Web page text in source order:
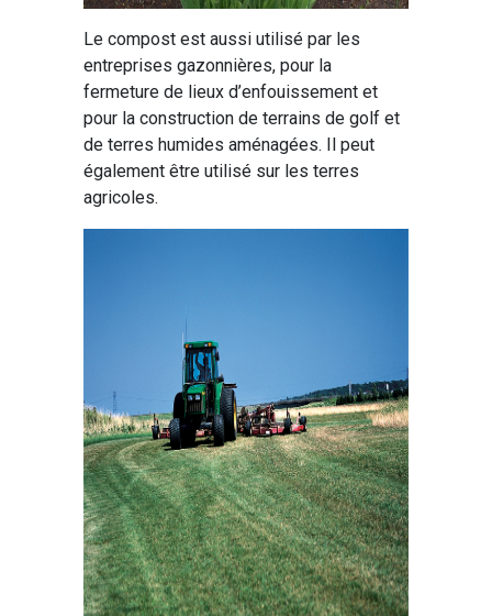
Le compost est aussi utilisé par les
entreprises gazonnières, pour la
fermeture de lieux d’enfouissement et
pour la construction de terrains de golf et
de terres humides aménagées. Il peut
également être utilisé sur les terres
agricoles.